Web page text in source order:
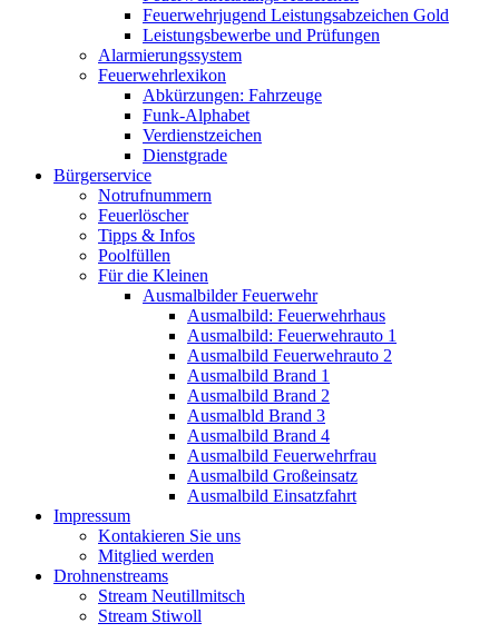
Feuerwehrjugend Leistungsabzeichen Gold
Leistungsbewerbe und Prüfungen
Alarmierungssystem
Feuerwehrlexikon
Abkürzungen: Fahrzeuge
Funk-Alphabet
Verdienstzeichen
Dienstgrade
Bürgerservice
Notrufnummern
Feuerlöscher
Tipps & Infos
Poolfüllen
Für die Kleinen
Ausmalbilder Feuerwehr
Ausmalbild: Feuerwehrhaus
Ausmalbild: Feuerwehrauto 1
Ausmalbild Feuerwehrauto 2
Ausmalbild Brand 1
Ausmalbild Brand 2
Ausmalbld Brand 3
Ausmalbild Brand 4
Ausmalbild Feuerwehrfrau
Ausmalbild Großeinsatz
Ausmalbild Einsatzfahrt
Impressum
Kontakieren Sie uns
Mitglied werden
Drohnenstreams
Stream Neutillmitsch
Stream Stiwoll